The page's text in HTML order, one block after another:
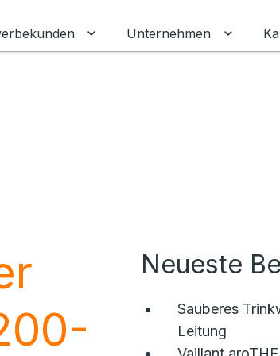
umschalten
für Privatkunden umschalten
Untermenü für
Unternehmen
Neueste
Sauberes
Leitung